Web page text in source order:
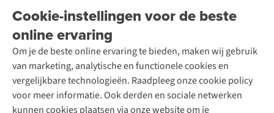
Cookie-instellingen voor de beste
online ervaring
Om je de beste online ervaring te bieden, maken wij gebruik
van marketing, analytische en functionele cookies en
vergelijkbare technologieën. Raadpleeg onze cookie policy
voor meer informatie. Ook derden en sociale netwerken
kunnen cookies plaatsen via onze website om je
Garantie
Contact
Onze winkels
Over A.S.Adventure
Toegankelijkheidsverklaring
Ski-onderhoud
Wasservice
Schoenonderhoud
Schoenherstelling
Kledingherstelling
Retouches
Voor bedrijven
A.S.Magazine
Podcast
Explore Academy
Explore Camp
Gear Check
Inspiratie & advies
Meld je aan voor de nieuwsbrief
Follow us